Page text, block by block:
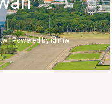
| Powered by idintw